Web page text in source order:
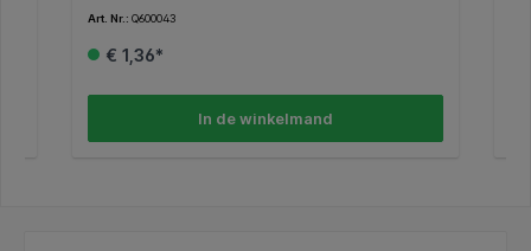
kogelbreedte 1,0mm. . * Bic balpennen voldoen aan
Art. Nr.: Q600043
€ 1,36*
In de winkelmand